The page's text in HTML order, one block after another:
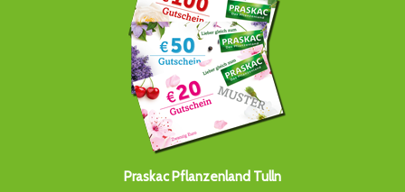
Praskac Pflanzenland Tulln